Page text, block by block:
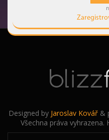
Designed by Jaroslav Kovář &
Všechna práva